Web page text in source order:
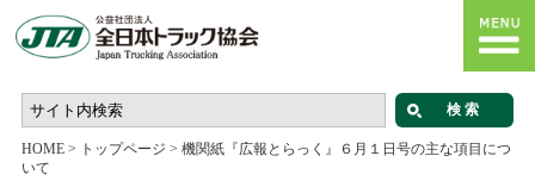
HOME> トップページ > 機関紙『広報とらっく』６月１日号の主な項目につ
いて